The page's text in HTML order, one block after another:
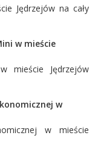
Jędrzejów na cały
w mieście
mieście Jędrzejów
w
w mieście